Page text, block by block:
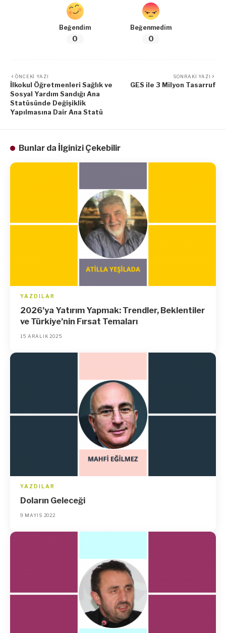
Beğendim
0
Beğenmedim
0
ÖNCEKI YAZI
İlkokul Öğretmenleri Sağlık ve
Sosyal Yardım Sandığı Ana
Statüsünde Değişiklik
Yapılmasına Dair Ana Statü
SONRAKI YAZI
GES ile 3 Milyon Tasarruf
Bunlar da İlginizi Çekebilir
YAZDILAR
2026’ya Yatırım Yapmak: Trendler, Beklentiler
ve Türkiye’nin Fırsat Temaları
15 ARALIK 2025
YAZDILAR
Doların Geleceği
9 MAYIS 2022